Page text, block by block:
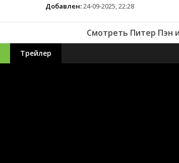
Добавлен:24-09-2025, 22:28
Смотреть Питер Пэн
Трейлер